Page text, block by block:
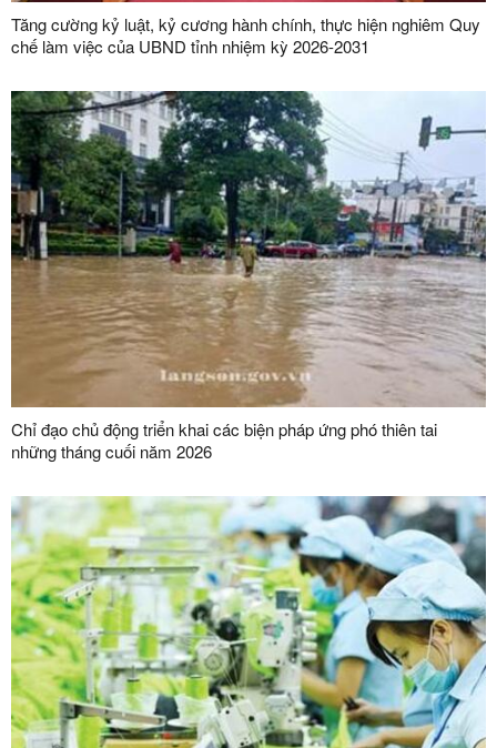
Tăng cường kỷ luật, kỷ cương hành chính, thực hiện nghiêm Quy
chế làm việc của UBND tỉnh nhiệm kỳ 2026-2031
Chỉ đạo chủ động triển khai các biện pháp ứng phó thiên tai
những tháng cuối năm 2026